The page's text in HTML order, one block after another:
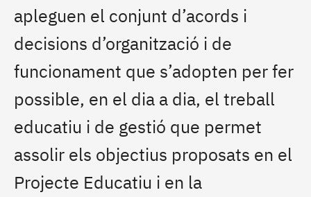
apleguen el conjunt d’acords i
decisions d’organització i de
funcionament que s’adopten per fer
possible, en el dia a dia, el treball
educatiu i de gestió que permet
assolir els objectius proposats en el
Projecte Educatiu i en la